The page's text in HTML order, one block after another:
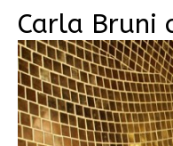
Carla Bruni